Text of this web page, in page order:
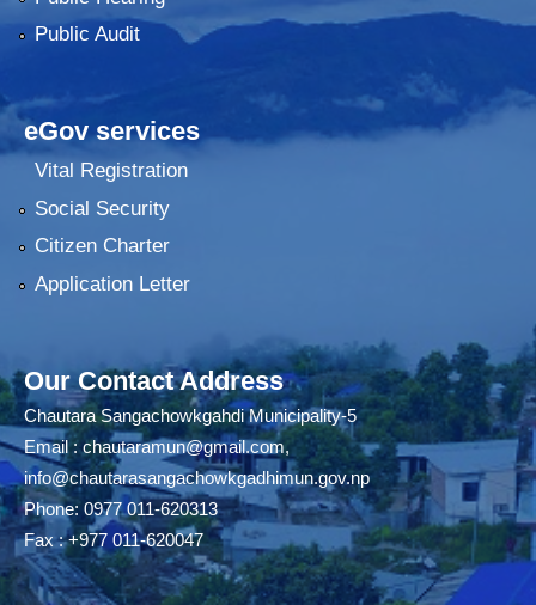
Public Audit
eGov services
Vital Registration
Social Security
Citizen Charter
Application Letter
Our Contact Address
Chautara Sangachowkgahdi Municipality-5
Email :chautaramun@gmail.com,
info@chautarasangachowkgadhimun.gov.np
Phone: 0977 011-620313
Fax : +977 011-620047